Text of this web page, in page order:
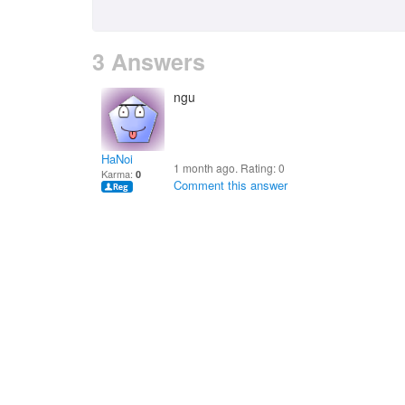
3 Answers
HaNoi
Karma: 0
ngu
1 month ago. Rating:0
Comment this answer